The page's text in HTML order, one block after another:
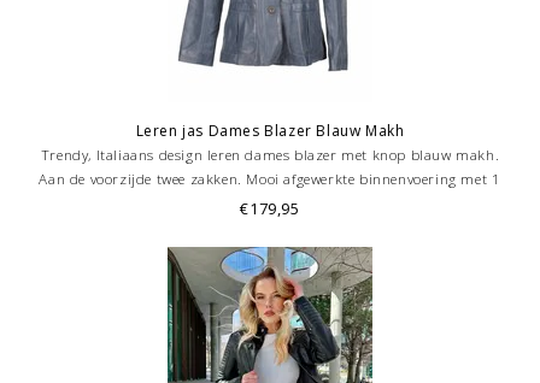
Leren jas Dames Blazer Blauw Makh
Trendy, Italiaans design leren dames blazer met knop blauw makh.
Aan de voorzijde twee zakken. Mooi afgewerkte binnenvoering met 1
binnenzak. Prachtige soepelvallende lam...
€179,95